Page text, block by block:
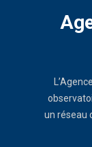
un réseau